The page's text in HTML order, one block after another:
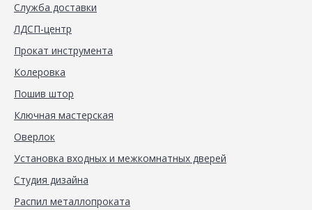
Служба доставки
ЛДСП-центр
Прокат инструмента
Колеровка
Пошив штор
Ключная мастерская
Оверлок
Установка входных и межкомнатных дверей
Студия дизайна
Распил металлопроката